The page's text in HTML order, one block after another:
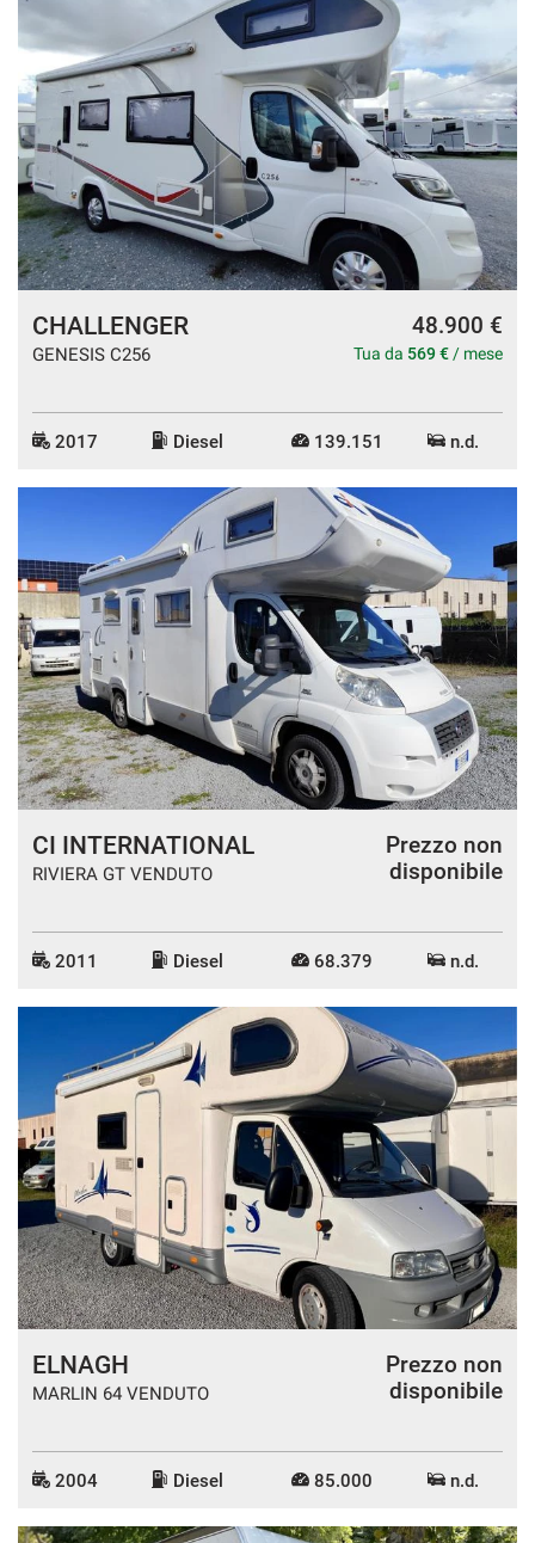
CHALLENGER
GENESIS C256
48.900 €
Tua da 569 € / mese
2017 Diesel 139.151 n.d.
CI INTERNATIONAL
RIVIERA GT VENDUTO
Prezzo non
disponibile
2011 Diesel 68.379 n.d.
ELNAGH
MARLIN 64 VENDUTO
Prezzo non
disponibile
2004 Diesel 85.000 n.d.